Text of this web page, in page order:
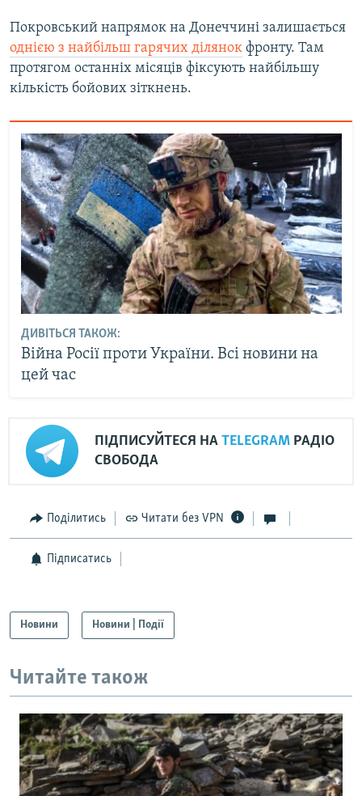
Покровський напрямок на Донеччині залишається
однією з найбільш гарячих ділянок фронту. Там
протягом останніх місяців фіксують найбільшу
кількість бойових зіткнень.
ДИВІТЬСЯ ТАКОЖ:
Війна Росії проти України. Всі новини на
цей час
ПІДПИСУЙТЕСЯ НА TELEGRAM РАДІО
СВОБОДА
Поділитись Читати без VPN
Підписатись
Новини Новини | Події
Читайте також